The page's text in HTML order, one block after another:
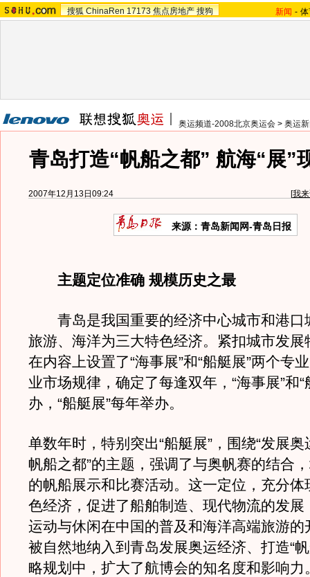
搜狐 ChinaRen 17173 焦点房地产 搜狗 新闻 -
奥运频道-2008北京奥运会 > 奥运
青岛打造“帆船之都” 航海“展”
2007年12月13日09:24 [我
来源：青岛新闻网-青岛日报
主题定位准确 规模历史之最
青岛是我国重要的经济中心城市和港口
旅游、海洋为三大特色经济。紧扣城市发展
在内容上设置了“海事展”和“船艇展”两个专
业市场规律，确定了每逢双年，“海事展”和“
办，“船艇展”每年举办。
单数年时，特别突出“船艇展”，围绕“发展
帆船之都”的主题，强调了与奥帆赛的结合
的帆船展示和比赛活动。这一定位，充分体
色经济，促进了船舶制造、现代物流的发展
运动与休闲在中国的普及和海洋高端旅游的
被自然地纳入到青岛发展奥运经济、打造“
略规划中，扩大了航博会的知名度和影响力